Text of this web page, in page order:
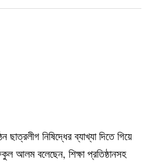
নিষিদ্ধের ব্যাখ্যা দিতে গিয়ে
আলম বলেছেন, শিক্ষা প্রতিষ্ঠানসহ